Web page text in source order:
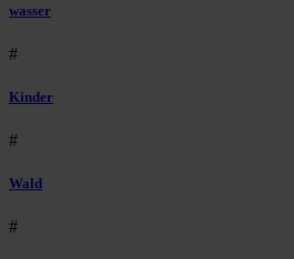
wasser
#
Kinder
#
Wald
#